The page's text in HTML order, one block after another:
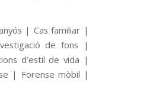
| Cas familiar |
de fons |
d’estil de vida |
| Forense mòbil |